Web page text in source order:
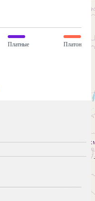
Платные Платон